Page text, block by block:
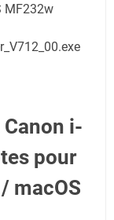
MF232w
i-
pour
macOS